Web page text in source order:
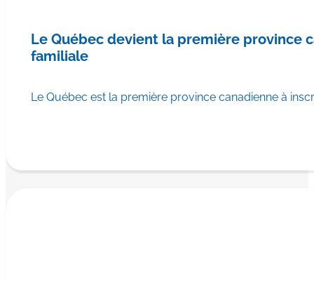
Le Québec devient la première province
familiale
Le Québec est la première province canadienne à